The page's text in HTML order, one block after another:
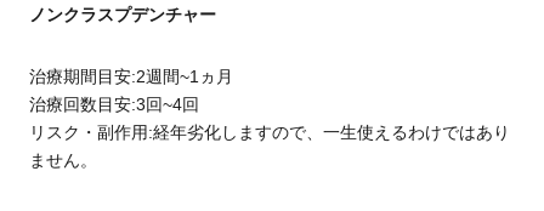
ノンクラスプデンチャー
治療期間目安:2週間~1ヵ月
治療回数目安:3回~4回
リスク・副作用:経年劣化しますので、一生使えるわけではあり
ません。